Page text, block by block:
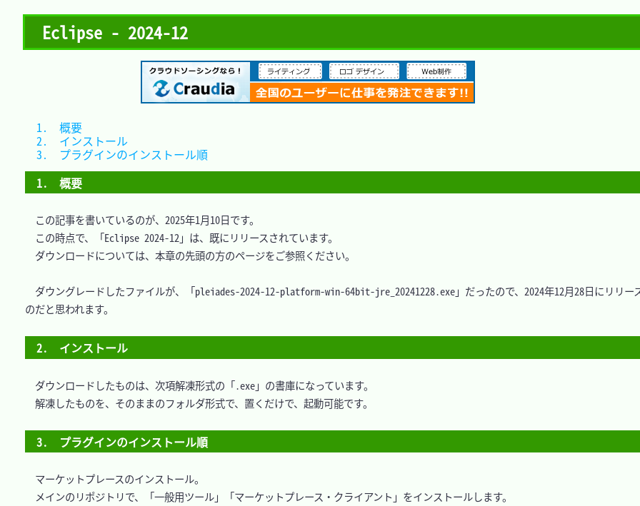
Eclipse - 2024-12
1.　概要
この記事を書いているのが、2025年1月10日です。
この時点で、「Eclipse 2024-12」は、既にリリースされています。
ダウンロードについては、本章の先頭の方のページをご参照ください。
ダウングレードしたファイルが、「pleiades-2024-12-platform-win-64bit-jre_20241228.exe」だったので、2024年12月28日にリリー
のだと思われます。
2.　インストール
ダウンロードしたものは、次項解凍形式の「.exe」の書庫になっています。
解凍したものを、そのままのフォルダ形式で、置くだけで、起動可能です。
3.　プラグインのインストール順
マーケットプレースのインストール。
メインのリポジトリで、「一般用ツール」「マーケットプレース・クライアント」をインストールします。